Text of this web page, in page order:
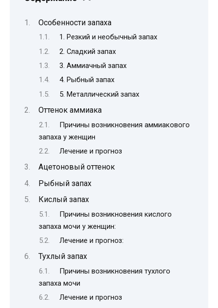
Особенности запаха
1. Резкий и необычный запах
2. Сладкий запах
3. Аммиачный запах
4. Рыбный запах
5. Металлический запах
Оттенок аммиака
Причины возникновения аммиакового
запаха у женщин
Лечение и прогноз
Ацетоновый оттенок
Рыбный запах
Кислый запах
Причины возникновения кислого
запаха мочи у женщин:
Лечение и прогноз:
Тухлый запах
Причины возникновения тухлого
запаха мочи
Лечение и прогноз